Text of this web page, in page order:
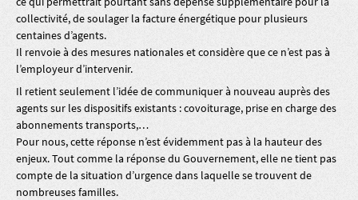
collectivité, de soulager la facture énergétique pour plusieurs
centaines d’agents.
Il renvoie à des mesures nationales et considère que ce n’est pas à
l’employeur d’intervenir.
Il retient seulement l’idée de communiquer à nouveau auprès des
agents sur les dispositifs existants : covoiturage, prise en charge des
abonnements transports,…
Pour nous, cette réponse n’est évidemment pas à la hauteur des
enjeux. Tout comme la réponse du Gouvernement, elle ne tient pas
compte de la situation d’urgence dans laquelle se trouvent de
nombreuses familles.